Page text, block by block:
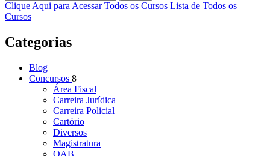
Clique Aqui para Acessar Todos os Cursos Lista de Todos os
Cursos
Categorias
Blog
Concursos 8
Área Fiscal
Carreira Jurídica
Carreira Policial
Cartório
Diversos
Magistratura